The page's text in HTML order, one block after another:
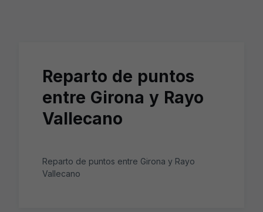
Reparto de puntos
entre Girona y Rayo
Vallecano
Reparto de puntos entre Girona y Rayo
Vallecano